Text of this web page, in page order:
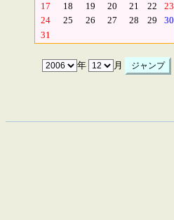
17
18 19 20 21 22
23
24
25 26 27 28 29
30
31
年 月